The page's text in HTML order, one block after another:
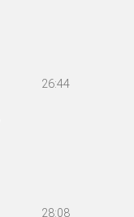
26:44
28:08